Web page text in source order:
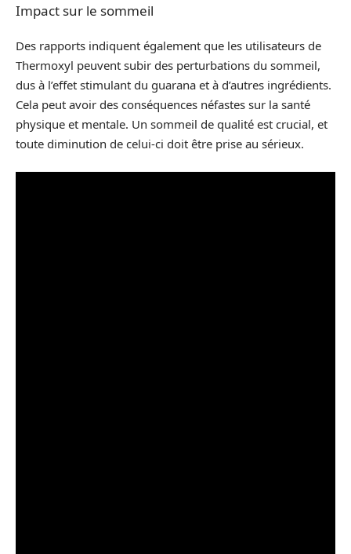
Impact sur le sommeil
Des rapports indiquent également que les utilisateurs de
Thermoxyl peuvent subir des perturbations du sommeil,
dus à l’effet stimulant du guarana et à d’autres ingrédients.
Cela peut avoir des conséquences néfastes sur la santé
physique et mentale. Un sommeil de qualité est crucial, et
toute diminution de celui-ci doit être prise au sérieux.